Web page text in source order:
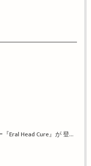
新しいスパメニュー『Eral Head Cure』が 登場！姫路市の美容院BEREA(ベレア)はお客様のキレイを叶える美容室／ヘアサロン